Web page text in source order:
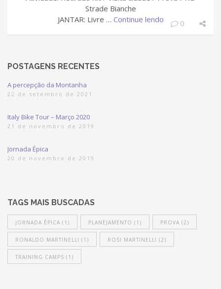
Strade Bianche
JANTAR: Livre … Continue lendo 0
POSTAGENS RECENTES
A percepção da Montanha
22 de setembro de 2021
Italy Bike Tour – Março 2020
21 de novembro de 2019
Jornada Épica
20 de novembro de 2019
TAGS MAIS BUSCADAS
JORNADA ÉPICA (1) PLANEJAMENTO (1) PROVA (2)
RONALDO MARTINELLI (1) ROSI MARTINELLI (2)
TRAINING CAMPS (1)